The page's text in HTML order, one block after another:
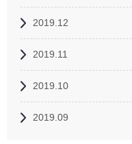
2019.12
2019.11
2019.10
2019.09